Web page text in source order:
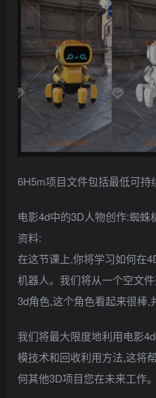
6H5m项目文件包括最低可持
电影4d中的3D人物创作:蜘蛛
资料:
在这节课上,你将学习如何在
机器人。我们将从一个空文
3d角色,这个角色看起来很棒,
我们将最大限度地利用电影
模技术和回收利用方法,这将
何其他3D项目您在未来工作。
社交